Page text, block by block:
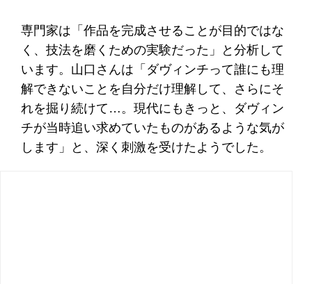
専門家は「作品を完成させることが目的ではな
く、技法を磨くための実験だった」と分析して
います。山口さんは「ダヴィンチって誰にも理
解できないことを自分だけ理解して、さらにそ
れを掘り続けて…。現代にもきっと、ダヴィン
チが当時追い求めていたものがあるような気が
します」と、深く刺激を受けたようでした。